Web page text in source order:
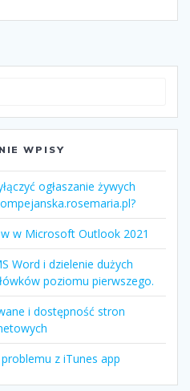
WPISY
ogłaszanie żywych
w Microsoft Outlook 2021
Word i dzielenie dużych
poziomu pierwszego.
i dostępność stron
z iTunes app